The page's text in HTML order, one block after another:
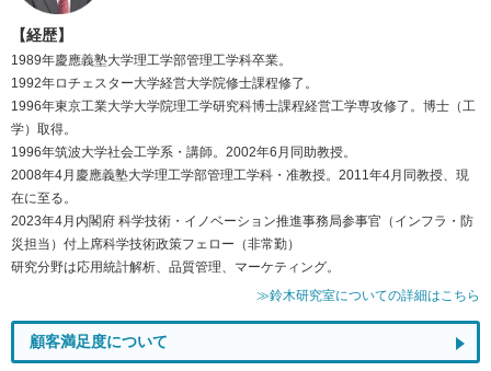
【経歴】
1989年慶應義塾大学理工学部管理工学科卒業。
1992年ロチェスター大学経営大学院修士課程修了。
1996年東京工業大学大学院理工学研究科博士課程経営工学専攻修了。博士（工
学）取得。
1996年筑波大学社会工学系・講師。2002年6月同助教授。
2008年4月慶應義塾大学理工学部管理工学科・准教授。2011年4月同教授、現
在に至る。
2023年4月内閣府 科学技術・イノベーション推進事務局参事官（インフラ・防
災担当）付上席科学技術政策フェロー（非常勤）
研究分野は応用統計解析、品質管理、マーケティング。
≫鈴木研究室についての詳細はこちら
顧客満足度について